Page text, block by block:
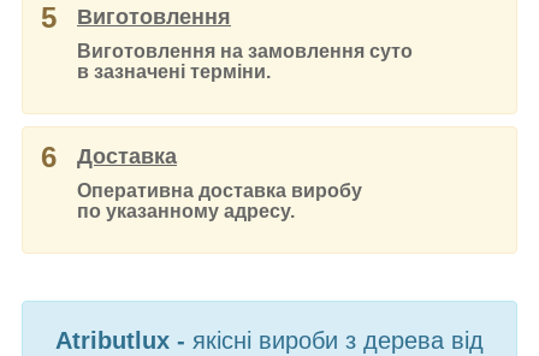
5 Виготовлення
Виготовлення на замовлення суто
в зазначені терміни.
6 Доставка
Оперативна доставка виробу
по указанному адресу.
Atributlux - якісні вироби з дерева від